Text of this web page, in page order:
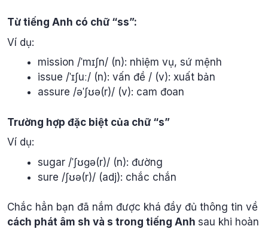
Từ tiếng Anh có chữ “ss”:
Ví dụ:
mission /ˈmɪʃn/ (n): nhiệm vụ, sứ mệnh
issue /ˈɪʃuː/ (n): vấn đề / (v): xuất bản
assure /əˈʃʊə(r)/ (v): cam đoan
Trường hợp đặc biệt của chữ “s”
Ví dụ:
sugar /ˈʃʊɡə(r)/ (n): đường
sure /ʃʊə(r)/ (adj): chắc chắn
Chắc hẳn bạn đã nắm được khá đầy đủ thông tin về
cách phát âm sh và s trong tiếng Anh sau khi hoàn